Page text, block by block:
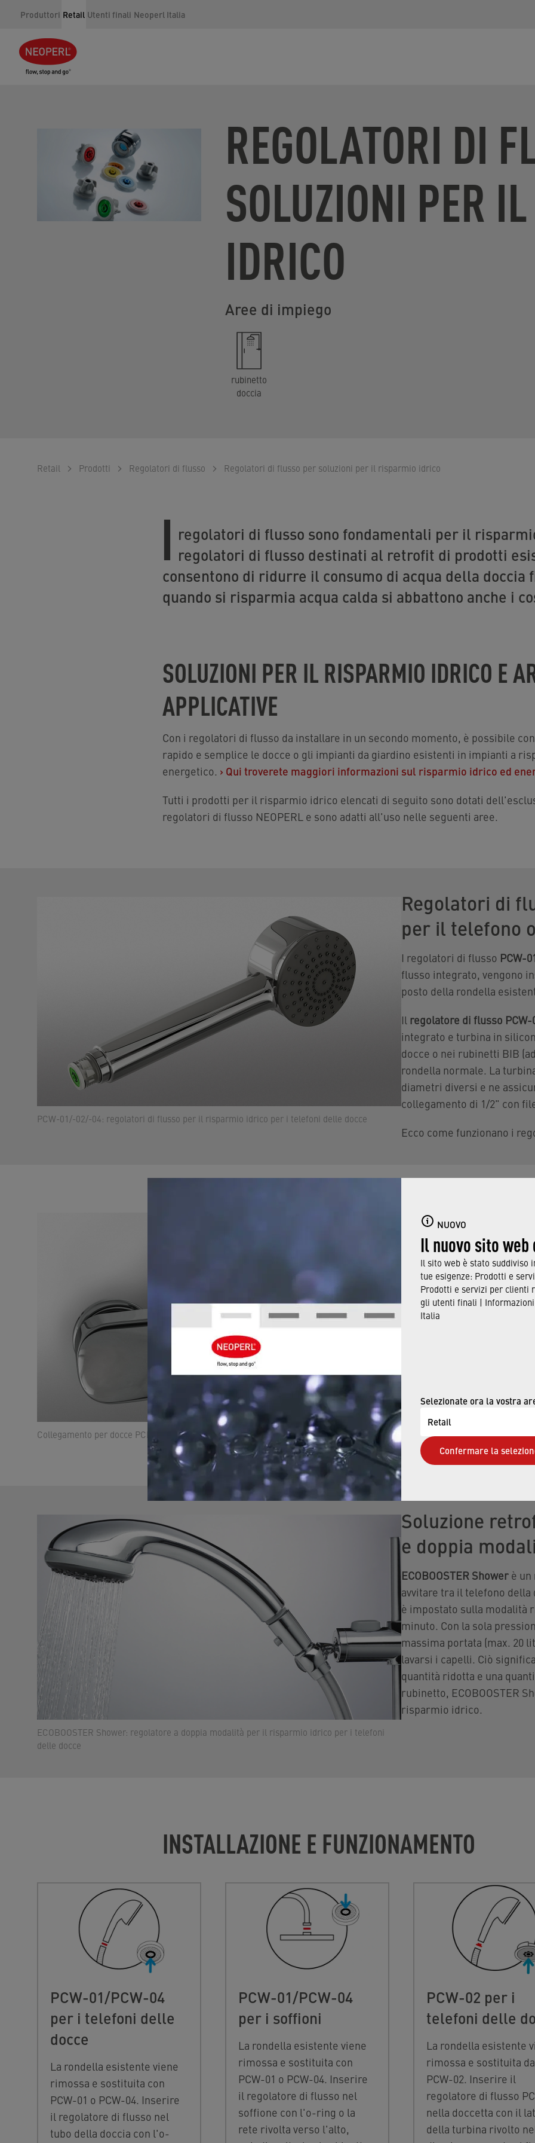
Produttori Retail Utenti finali Neoperl Italia
NUOVO
Il nuovo sito
Il sito web è stato suddiviso
tue esigenze: Prodotti e
Prodotti e servizi per clienti
gli utenti finali |
Italia
Selezionate ora la vostra
Retail
Confermare la
REGOLATORI DI
SOLUZIONI PER
IDRICO
Aree di impiego
rubinetto
doccia
Retail Prodotti Regolatori di flusso Regolatori di flusso per soluzioni per il risparmio idrico
I regolatori di flusso sono fondamentali per il
regolatori di flusso destinati al retrofit di prodotti
consentono di ridurre il consumo di acqua della doccia
quando si risparmia acqua calda si abbattono anche i
SOLUZIONI PER IL RISPARMIO IDRICO E
APPLICATIVE
Con i regolatori di flusso da installare in un secondo momento, è possibile
rapido e semplice le docce o gli impianti da giardino esistenti in impianti a
energetico. › Qui troverete maggiori informazioni sul risparmio idrico ed
Tutti i prodotti per il risparmio idrico elencati di seguito sono dotati
regolatori di flusso NEOPERL e sono adatti all'uso nelle seguenti aree.
PCW-01/-02/-04: regolatori di flusso per il risparmio idrico per i telefoni delle docce
Regolatori di
per il telefono
I regolatori di flusso PCW-
flusso integrato, vengono
posto della rondella
Il regolatore di flusso PCW-
integrato e turbina in
docce o nei rubinetti BIB
rondella normale. La
diametri diversi e ne
collegamento di 1/2" con
Ecco come funzionano i
Collegamento per docce PCR: adattatore per il risparmio idrico per i rubinetti delle docce
Soluzione
docce
collegamento per docce
semplicemente avvitato
adattatore visibile. Adatto
ECOBOOSTER Shower: regolatore a doppia modalità per il risparmio idrico per i telefoni
delle docce
Soluzione
e doppia
ECOBOOSTER Shower è
avvitare tra il telefono
è impostato sulla modalità
minuto. Con la sola
massima portata (max. 20
lavarsi i capelli. Ciò
quantità ridotta e una
rubinetto, ECOBOOSTER
risparmio idrico.
INSTALLAZIONE E FUNZIONAMENTO
PCW-01/PCW-04
per i telefoni delle
docce
La rondella esistente viene
rimossa e sostituita con
PCW-01 o PCW-04. Inserire
il regolatore di flusso nel
tubo della doccia con l'o-
PCW-01/PCW-04
per i soffioni
La rondella esistente viene
rimossa e sostituita con
PCW-01 o PCW-04. Inserire
il regolatore di flusso nel
soffione con l'o-ring o la
rete rivolta verso l'alto,
PCW-02 per i
telefoni delle
La rondella esistente
rimossa e sostituita
PCW-02. Inserire il
regolatore di flusso
nella doccetta con il
della turbina rivolto